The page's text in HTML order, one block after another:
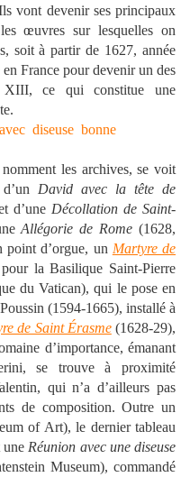
vont devenir ses principaux
œuvres sur lesquelles on
soit à partir de 1627, année
France pour devenir un des
ce qui constitue une
les archives, se voit
David avec la tête de
d’une Décollation de Saint-
Allégorie de Rome (1628,
point d’orgue, un Martyre de
pour la Basilique Saint-Pierre
du Vatican), qui le pose en
(1594-1665), installé à
de Saint Érasme(1628-29),
d’importance, émanant
se trouve à proximité
qui n’a d’ailleurs pas
de composition. Outre un
of Art), le dernier tableau
une Réunion avec une diseuse
Museum), commandé